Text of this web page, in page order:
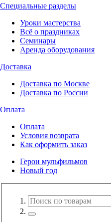
Специальные разделы
Уроки мастерства
Всё о праздниках
Семинары
Аренда оборудования
Доставка
Доставка по Москве
Доставка по России
Оплата
Оплата
Условия возврата
Как оформить заказ
Герои мульфильмов
Новый год